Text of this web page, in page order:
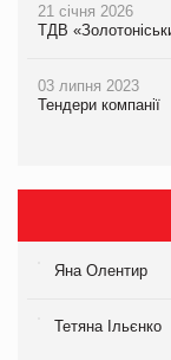
21 січня 2026
ТДВ
03 липня 2023
Тендери компанії
Яна Олентир
Тетяна Ільєнко